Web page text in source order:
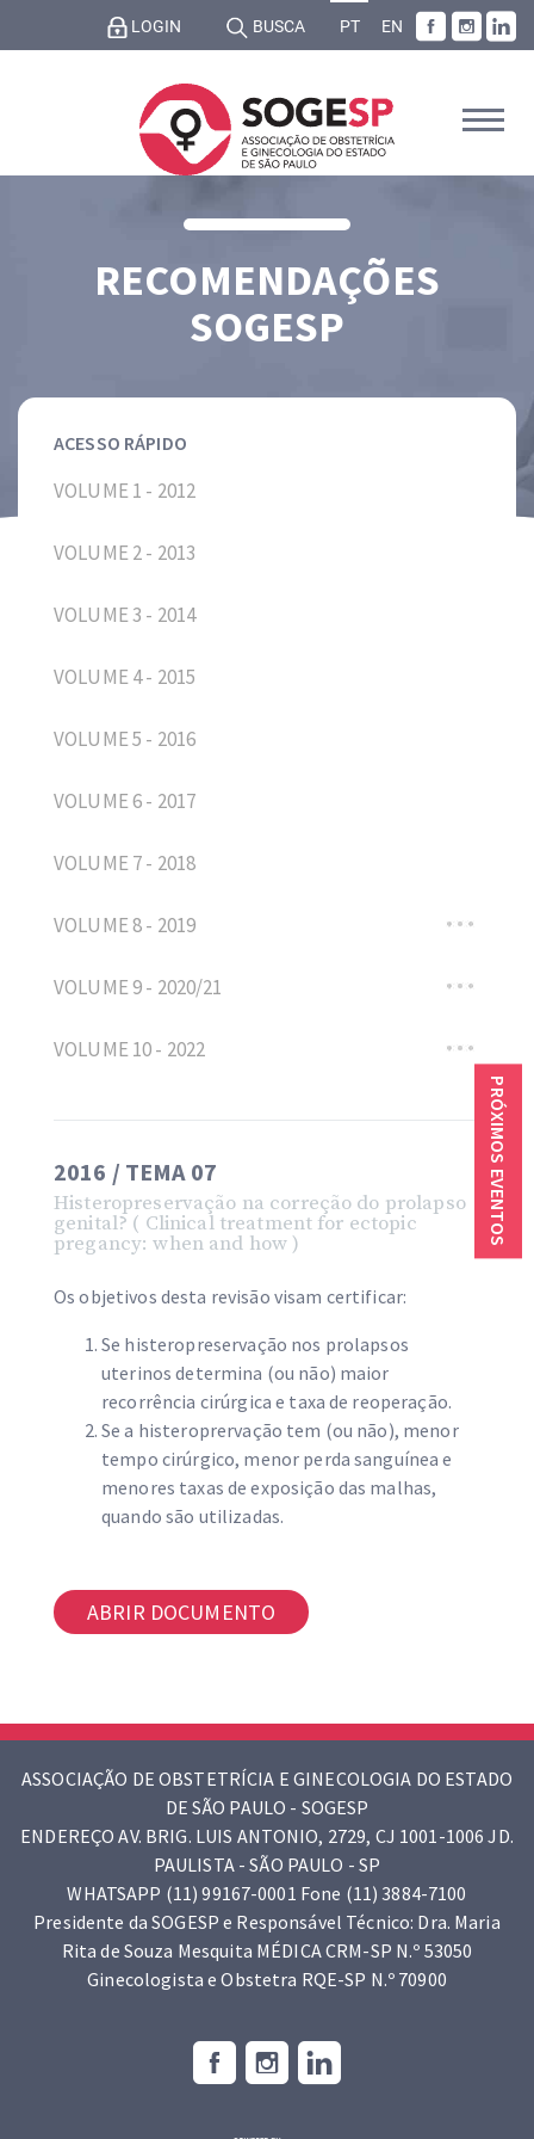
LOGIN BUSCA PT EN
RECOMENDAÇÕES
SOGESP
ACESSO RÁPIDO
VOLUME 1 - 2012
VOLUME 2 - 2013
VOLUME 3 - 2014
VOLUME 4 - 2015
VOLUME 5 - 2016
VOLUME 6 - 2017
VOLUME 7 - 2018
VOLUME 8 - 2019
VOLUME 9 - 2020/21
VOLUME 10 - 2022
2016 / TEMA 07
Histeropreservação na correção do prolapso
genital? ( Clinical treatment for ectopic
pregancy: when and how )
Os objetivos desta revisão visam certificar:
Se histeropreservação nos prolapsos
uterinos determina (ou não) maior
recorrência cirúrgica e taxa de reoperação.
Se a histeroprervação tem (ou não), menor
tempo cirúrgico, menor perda sanguínea e
menores taxas de exposição das malhas,
quando são utilizadas.
ABRIR DOCUMENTO
ASSOCIAÇÃO DE OBSTETRÍCIA E GINECOLOGIA DO ESTADO
DE SÃO PAULO - SOGESP
ENDEREÇO AV. BRIG. LUIS ANTONIO, 2729, CJ 1001-1006 JD.
PAULISTA - SÃO PAULO - SP
WHATSAPP (11) 99167-0001 Fone (11) 3884-7100
Presidente da SOGESP e Responsável Técnico: Dra. Maria
Rita de Souza Mesquita MÉDICA CRM-SP N.º 53050
Ginecologista e Obstetra RQE-SP N.º 70900
PRÓXIMOS EVENTOS